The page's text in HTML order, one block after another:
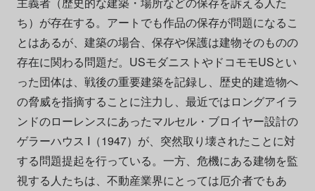
ち）が存在する。アートでも作品の保存が問題になるこ
とはあるが、建築の場合、保存や保護は建物そのものの
存在に関わる問題だ。USモダニストやドコモモUSとい
った団体は、戦後の重要建築を記録し、歴史的建造物へ
の脅威を指摘することに注力し、最近ではロングアイラ
ンドのローレンスにあったマルセル・ブロイヤー設計の
ゲラーハウス I（1947）が、突然取り壊されたことに対
する問題提起を行っている。一方、危機にある建物を監
視する人たちは、不動産業界にとっては厄介者でもあ